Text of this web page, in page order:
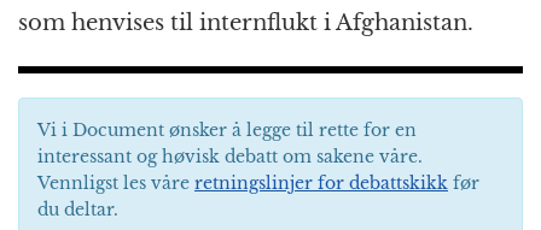
som henvises til internflukt i Afghanistan.
Vi i Document ønsker å legge til rette for en
interessant og høvisk debatt om sakene våre.
Vennligst les våre retningslinjer for debattskikk før
du deltar.